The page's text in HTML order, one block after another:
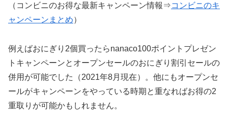
（コンビニのお得な最新キャンペーン情報⇒コンビニのキ
ャンペーンまとめ）
例えばおにぎり2個買ったらnanaco100ポイントプレゼン
トキャンペーンとオープンセールのおにぎり割引セールの
併用が可能でした（2021年8月現在）。他にもオープンセ
ールがキャンペーンをやっている時期と重なればお得の2
重取りが可能かもしれません。